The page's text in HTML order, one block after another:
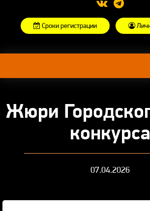
Сроки регистрации
Жюри
конкурса
07.04.2026